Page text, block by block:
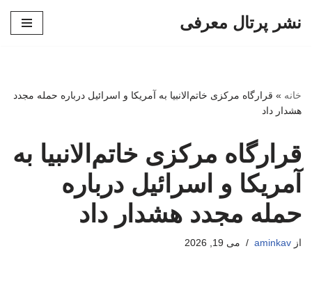
نشر پرتال معرفی
خانه » قرارگاه مرکزی خاتم‌الانبیا به آمریکا و اسرائیل درباره حمله مجدد
هشدار داد
قرارگاه مرکزی خاتم‌الانبیا به
آمریکا و اسرائیل درباره
حمله مجدد هشدار داد
از aminkav می 19, 2026